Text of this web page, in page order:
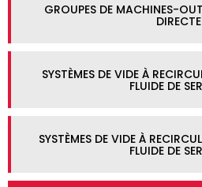
GROUPES DE MACHINES-
DIRECTE
SYSTÈMES DE VIDE À
FLUIDE DE
SYSTÈMES DE VIDE À
FLUIDE DE